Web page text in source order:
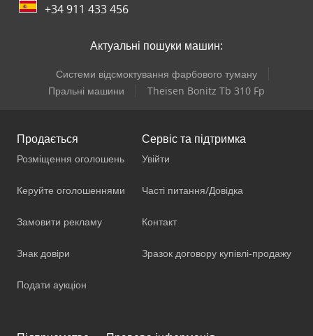
+34 911 433 456
Актуальні пошуки машин:
Системи відсмоктування фарбового туману
Пральні машини
Theisen Bonitz Tb 310 Fp
Продається
Розміщення оголошень
Керуйте оголошеннями
Замовити рекламу
Знак довіри
Подати аукціон
Сервіс та підтримка
Увійти
Часті питання/Довідка
Контакт
Зразок договору купівлі-продажу